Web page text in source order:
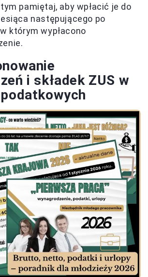
pamiętaj, aby wpłacić je do
następującego po
którym wypłacono
i składek ZUS w